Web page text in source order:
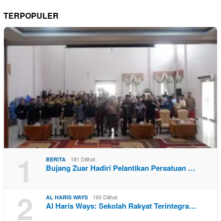
TERPOPULER
1 BERITA 181 Dilihat
Bujang Zuar Hadiri Pelantikan Persatuan …
2 AL HARIS WAYS 160 Dilihat
Al Haris Ways: Sekolah Rakyat Terintegra…